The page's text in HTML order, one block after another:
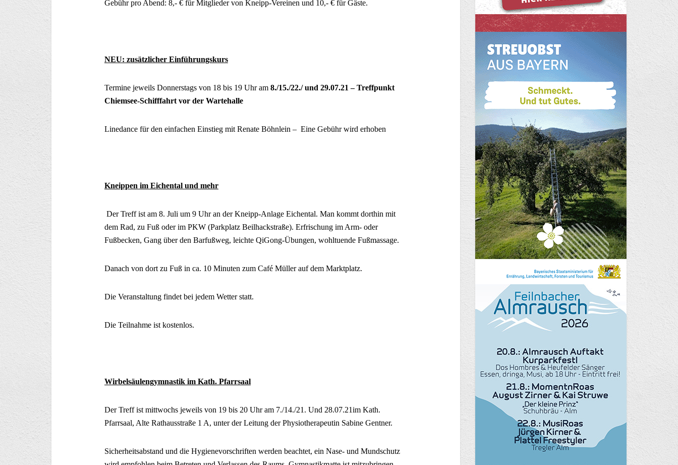
Gebühr pro Abend: 8,- € für Mitglieder von Kneipp-Vereinen und 10,- € für Gäste.
NEU: zusätzlicher Einführungskurs
Termine jeweils Donnerstags von 18 bis 19 Uhr am 8./15./22./ und 29.07.21 – Treffpunkt
Chiemsee-Schifffahrt vor der Wartehalle
Linedance für den einfachen Einstieg mit Renate Böhnlein – Eine Gebühr wird erhoben
Kneippen im Eichental und mehr
Der Treff ist am 8. Juli um 9 Uhr an der Kneipp-Anlage Eichental. Man kommt dorthin mit
dem Rad, zu Fuß oder im PKW (Parkplatz Beilhackstraße). Erfrischung im Arm- oder
Fußbecken, Gang über den Barfußweg, leichte QiGong-Übungen, wohltuende Fußmassage.
Danach von dort zu Fuß in ca. 10 Minuten zum Café Müller auf dem Marktplatz.
Die Veranstaltung findet bei jedem Wetter statt.
Die Teilnahme ist kostenlos.
Wirbelsäulengymnastik im Kath. Pfarrsaal
Der Treff ist mittwochs jeweils von 19 bis 20 Uhr am 7./14./21. Und 28.07.21im Kath.
Pfarrsaal, Alte Rathausstraße 1 A, unter der Leitung der Physiotherapeutin Sabine Gentner.
Sicherheitsabstand und die Hygienevorschriften werden beachtet, ein Nase- und Mundschutz